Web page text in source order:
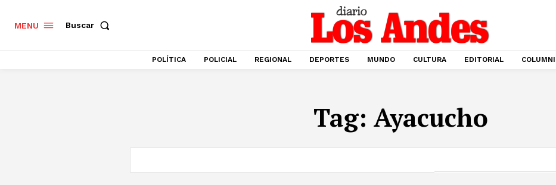
MENU Buscar
POLÍTICA POLICIAL REGIONAL DEPORTES MUNDO CULTURA EDITORIAL
Tag: Ayacucho